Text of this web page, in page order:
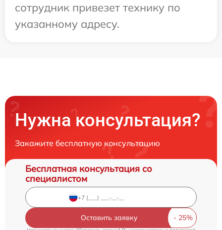
сотрудник привезет технику по
указанному адресу.
Нужна консультация?
Закажите бесплатную консультацию
Бесплатная консультация со
специалистом
Оставить заявку